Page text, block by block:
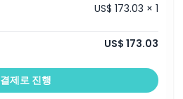
US$ 173.03 × 1
US$ 173.03
결제로 진행